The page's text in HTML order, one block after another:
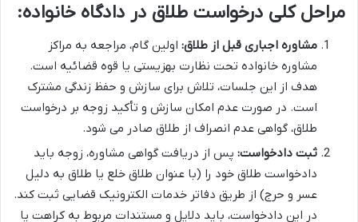
مراحل کلی درخواست طلاق در دادگاه خانواده:
مشاوره اجباری قبل از طلاق: اولین گام، مراجعه به مراکز
مشاوره خانواده تحت نظارت بهزیستی یا قوه قضائیه است.
هدف از این جلسات، تلاش برای سازش و حفظ زندگی مشترک
است. در صورت عدم امکان سازش و تأکید زوجه بر درخواست
طلاق، گواهی عدم انصراف از طلاق صادر می شود.
ثبت دادخواست: پس از دریافت گواهی مشاوره، زوجه باید
دادخواست طلاق خود را (با عنوان طلاق خلع یا طلاق به دلیل
عسر و حرج) از طریق دفاتر خدمات الکترونیک قضایی ثبت کند.
در این دادخواست، باید دلایل و مستندات مربوط به کراهت یا